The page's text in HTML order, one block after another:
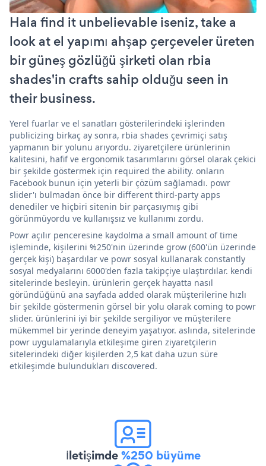
Hala find it unbelievable iseniz, take a
look at el yapımı ahşap çerçeveler üreten
bir güneş gözlüğü şirketi olan rbia
shades'in crafts sahip olduğu seen in
their business.
Yerel fuarlar ve el sanatları gösterilerindeki işlerinden
publicizing birkaç ay sonra, rbia shades çevrimiçi satış
yapmanın bir yolunu arıyordu. ziyaretçilere ürünlerinin
kalitesini, hafif ve ergonomik tasarımlarını görsel olarak çekici
bir şekilde göstermek için required the ability. onların
Facebook bunun için yeterli bir çözüm sağlamadı. powr
slider'ı bulmadan önce bir different third-party apps
denediler ve hiçbiri sitenin bir parçasıymış gibi
görünmüyordu ve kullanışsız ve kullanımı zordu.
Powr açılır penceresine kaydolma a small amount of time
işleminde, kişilerini %250'nin üzerinde grow (600'ün üzerinde
gerçek kişi) başardılar ve powr sosyal kullanarak constantly
sosyal medyalarını 6000'den fazla takipçiye ulaştırdılar. kendi
sitelerinde besleyin. ürünlerin gerçek hayatta nasıl
göründüğünü ana sayfada added olarak müşterilerine hızlı
bir şekilde göstermenin görsel bir yolu olarak coming to powr
slider. ürünlerini iyi bir şekilde sergiliyor ve müşterilere
mükemmel bir yerinde deneyim yaşatıyor. aslında, sitelerinde
powr uygulamalarıyla etkileşime giren ziyaretçilerin
sitelerindeki diğer kişilerden 2,5 kat daha uzun süre
etkileşimde bulundukları discovered.
İletişimde%250 büyüme